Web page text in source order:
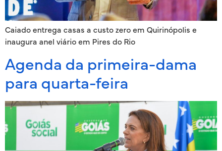
Caiado entrega casas a custo zero em Quirinópolis e
inaugura anel viário em Pires do Rio
Agenda da primeira-dama
para quarta-feira